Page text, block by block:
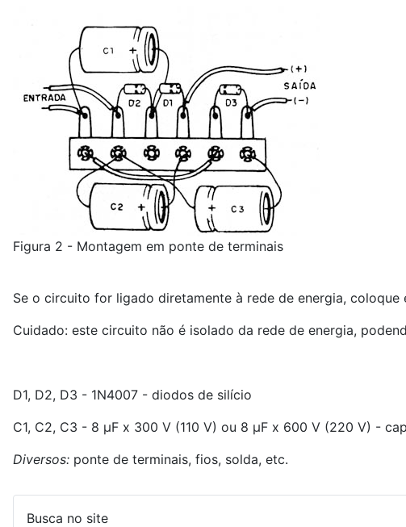
Figura 2 - Montagem em ponte de terminais
Se o circuito for ligado diretamente à rede de energia, coloque
Cuidado: este circuito não é isolado da rede de energia,
D1, D2, D3 - 1N4007 - diodos de silício
C1, C2, C3 - 8 µF x 300 V (110 V) ou 8 µF x 600 V (220 V) -
Diversos: ponte de terminais, fios, solda, etc.
Busca no site